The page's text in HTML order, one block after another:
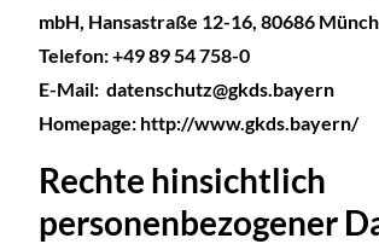
mbH, Hansastraße 12-16, 80686
Telefon: +49 89 54 758-0
E-Mail: datenschutz@gkds.bayern
Homepage: http://www.gkds.bayern/
Rechte hinsichtlich
personenbezogener